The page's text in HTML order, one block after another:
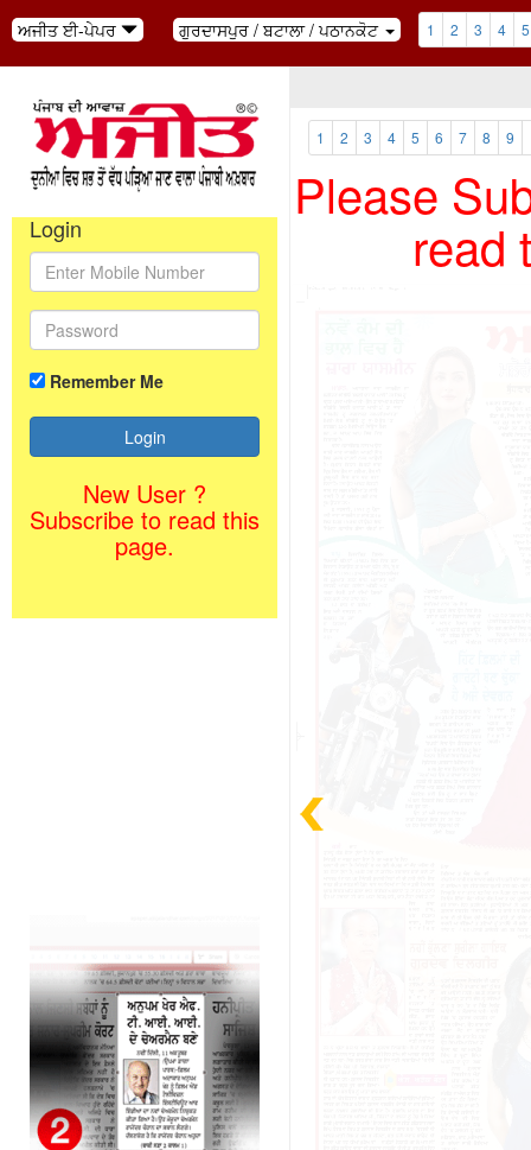
ਅਜੀਤ ਈ-ਪੇਪਰ ਗੁਰਦਾਸਪੁਰ / ਬਟਾਲਾ / ਪਠਾਨਕੋਟ 1 2 3 4 5
Login
Remember Me
New User ?
Subscribe to read this
page.
1 2 3 4 5 6 7 8 9
Please
read